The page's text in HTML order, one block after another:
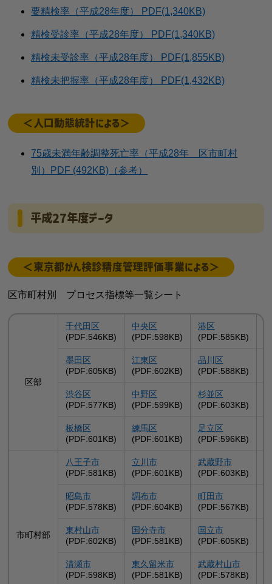
要精検率（平成28年度） PDF(1,340KB)
精検受診率（平成28年度） PDF(1,340KB)
精検未受診率（平成28年度） PDF(1,855KB)
精検未把握率（平成28年度） PDF(1,432KB)
＜人口動態統計による＞
75歳未満年齢調整死亡率（平成28年 区市町村
別）PDF (492KB)（参考）
平成27年度データ
＜東京都がん検診精度管理評価事業による＞
区市町村別 プロセス指標等一覧シート
区部
千代田区
(PDF:546KB)
中央区
(PDF:598KB)
港区
(PDF:585KB)
墨田区
(PDF:605KB)
江東区
(PDF:602KB)
品川区
(PDF:588KB)
渋谷区
(PDF:577KB)
中野区
(PDF:599KB)
杉並区
(PDF:603KB)
板橋区
(PDF:601KB)
練馬区
(PDF:601KB)
足立区
(PDF:596KB)
市町村部
八王子市
(PDF:581KB)
立川市
(PDF:601KB)
武蔵野市
(PDF:603KB)
昭島市
(PDF:578KB)
調布市
(PDF:604KB)
町田市
(PDF:567KB)
東村山市
(PDF:602KB)
国分寺市
(PDF:581KB)
国立市
(PDF:605KB)
清瀬市
(PDF:598KB)
東久留米市
(PDF:581KB)
武蔵村山市
(PDF:578KB)